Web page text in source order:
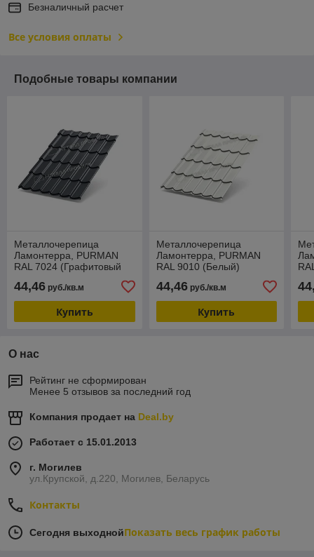
Безналичный расчет
Все условия оплаты
Подобные товары компании
Металлочерепица
Ламонтерра, PURMAN
RAL 7024 (Графитовый
44,46 руб./кв.м
Купить
Металлочерепица
Ламонтерра, PURMAN
RAL 9010 (Белый)
44,46руб./кв.м
Купить
О нас
Рейтинг не сформирован
Менее 5 отзывов за последний год
Компания продает на Deal.by
Работает с 15.01.2013
г. Могилев
ул.Крупской, д.220, Могилев, Беларусь
Контакты
Сегодня выходнойПоказать весь график работы